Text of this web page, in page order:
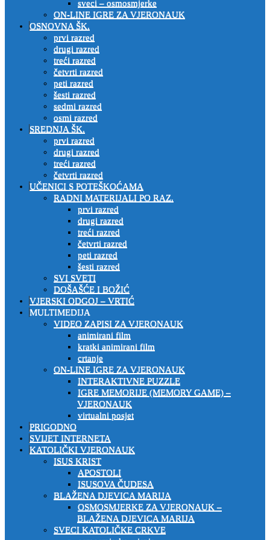
sveci – osmosmjerke
ON-LINE IGRE ZA VJERONAUK
OSNOVNA ŠK.
prvi razred
drugi razred
treći razred
četvrti razred
peti razred
šesti razred
sedmi razred
osmi razred
SREDNJA ŠK.
prvi razred
drugi razred
treći razred
četvrti razred
UČENICI S POTEŠKOĆAMA
RADNI MATERIJALI PO RAZ.
prvi razred
drugi razred
treći razred
četvrti razred
peti razred
šesti razred
SVI SVETI
DOŠAŠĆE I BOŽIĆ
VJERSKI ODGOJ – VRTIĆ
MULTIMEDIJA
VIDEO ZAPISI ZA VJERONAUK
animirani film
kratki animirani film
crtanje
ON-LINE IGRE ZA VJERONAUK
INTERAKTIVNE PUZZLE
IGRE MEMORIJE (MEMORY GAME) –
VJERONAUK
virtualni posjet
PRIGODNO
SVIJET INTERNETA
KATOLIČKI VJERONAUK
ISUS KRIST
APOSTOLI
ISUSOVA ČUDESA
BLAŽENA DJEVICA MARIJA
OSMOSMJERKE ZA VJERONAUK –
BLAŽENA DJEVICA MARIJA
SVECI KATOLIČKE CRKVE